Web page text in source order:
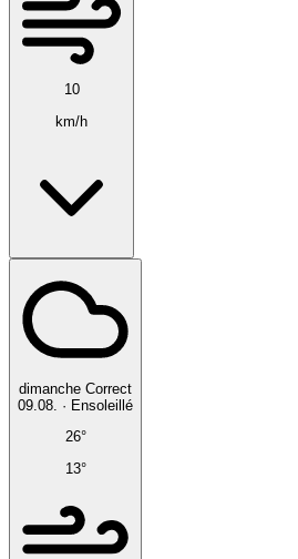
10
km/h
dimanche Correct
09.08. · Ensoleillé
26°
13°